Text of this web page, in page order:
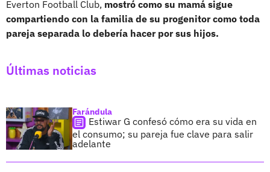
Everton Football Club, mostró como su mamá sigue
compartiendo con la familia de su progenitor como toda
pareja separada lo debería hacer por sus hijos.
Últimas noticias
Farándula
Estiwar G confesó cómo era su vida en
el consumo; su pareja fue clave para salir
adelante